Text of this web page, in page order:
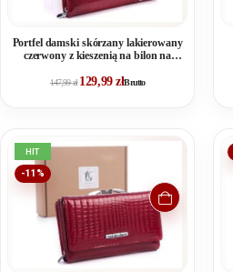
Portfel damski skórzany lakierowany
czerwony z kieszenią na bilon na
147,99zł 129,99złBrutto
HIT
-11%